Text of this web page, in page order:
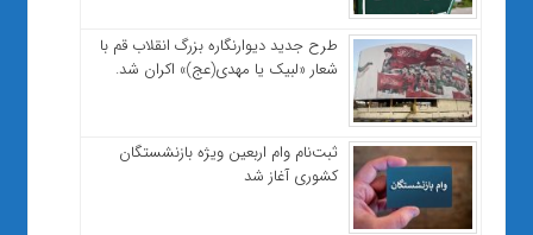
طرح جدید دیوارنگاره بزرگ انقلاب قم با
شعار «لبیک یا مهدی(عج)» اکران شد.
ثبت‌نام وام اربعین ویژه بازنشستگان
کشوری آغاز شد